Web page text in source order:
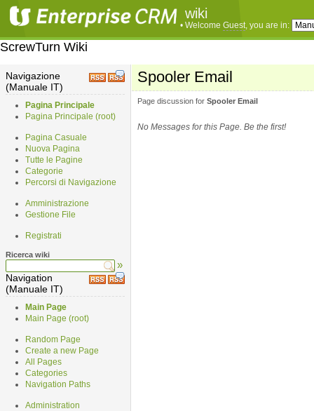
wiki
• Welcome Guest, you are in:
ScrewTurn Wiki
Navigazione
(Manuale IT)
Pagina Principale
Pagina Principale (root)
Pagina Casuale
Nuova Pagina
Tutte le Pagine
Categorie
Percorsi di Navigazione
Amministrazione
Gestione File
Registrati
Ricerca wiki
»
Navigation
(Manuale IT)
Main Page
Main Page (root)
Random Page
Create a new Page
All Pages
Categories
Navigation Paths
Administration
Spooler Email
Page discussion for Spooler Email
No Messages for this Page. Be the first!